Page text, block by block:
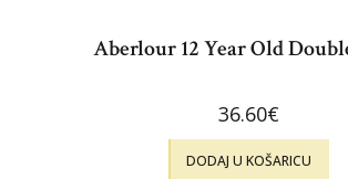
Aberlour 12 Year Old
36.60€
DODAJ U KOŠARICU